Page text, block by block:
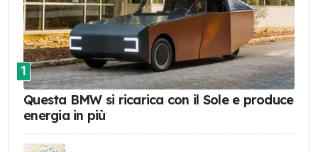
1
Questa BMW si ricarica con il Sole e produce
energia in più